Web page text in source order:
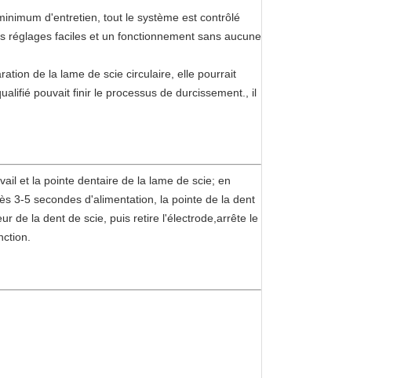
d'entretien, tout le système est contrôlé
réglages faciles et un fonctionnement sans aucune
de la lame de scie circulaire, elle pourrait
pouvait finir le processus de durcissement., il
et la pointe dentaire de la lame de scie; en
3-5 secondes d'alimentation, la pointe de la dent
de la dent de scie, puis retire l'électrode,arrête le